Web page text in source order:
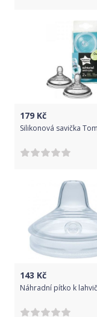
179 Kč
143 Kč